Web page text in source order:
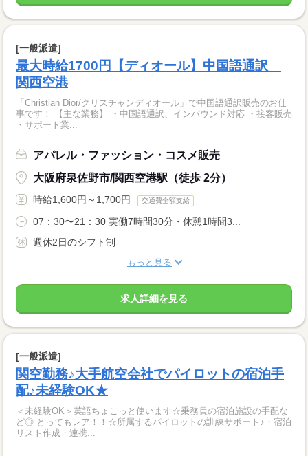
[一般派遣]
最大時給1700円【ディオール】中国語通訳
関西空港
「Christian Dior/クリスチャンディオール」で中国語通訳販売のお仕
事です！ 【主な業務】 ・中国語通訳、インバウンド対応 ・接客販売
・サポート業...
アパレル・ファッション・コスメ販売
大阪府泉佐野市/関西空港駅（徒歩 2分）
時給1,600円～1,700円 交通費全額支給
07：30〜21：30 実働7時間30分・休憩1時間3...
週休2日のシフト制
もっと見る
求人詳細を見る
[一般派遣]
関空勤務♪大手航空会社でパイロットの宿泊手
配♪未経験OK★
＜未経験OK＞英語ちょこっと使います☆乗務員の宿泊施設の手配な
ど◎ とってもレア！！☆所属するパイロットの訓練サポート♪・宿泊
リスト作成・連携...